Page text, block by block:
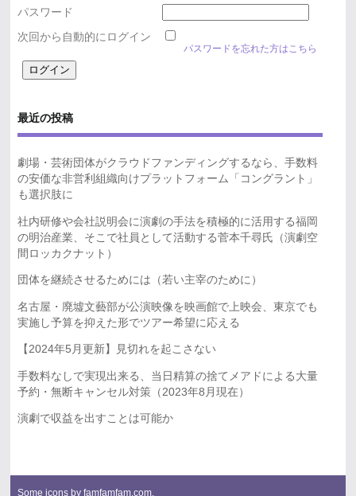
パスワード
次回から自動的にログイン
パスワードを忘れた方はこちら
最近の投稿
劇場・芸術団体がクラウドファンディングするなら、手数料
の安価な非営利組織向けプラットフォーム「コングラント」
も選択肢に
社内研修や会社説明会に演劇の手法を積極的に活用する福岡
の明治産業、そこで社員として活動する菅本千尋氏（演劇空
間ロッカクナット）
団体を継続させるためには（若い主宰のために）
名古屋・廃墟文藝部が公演映像を映画館で上映会、東京でも
実施し予算を抑えた形でツアー希望に応える
【2024年5月更新】見切れを起こさない
手数料なしで実現出来る、当日精算の捨てメアドによる大量
予約・無断キャンセル対策（2023年8月現在）
演劇で収益を出すことは可能か
Some icons by famfamfam.com.